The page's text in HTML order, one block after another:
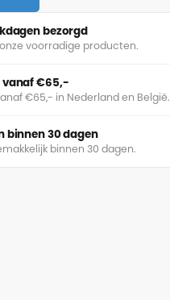
bezorgd
voorradige producten.
vanaf €65,-
€65,- in Nederland en België.
binnen 30 dagen
binnen 30 dagen.